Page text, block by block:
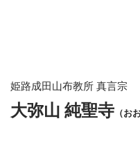
姫路成田山布教所 真言宗
大弥山 純聖寺 （お